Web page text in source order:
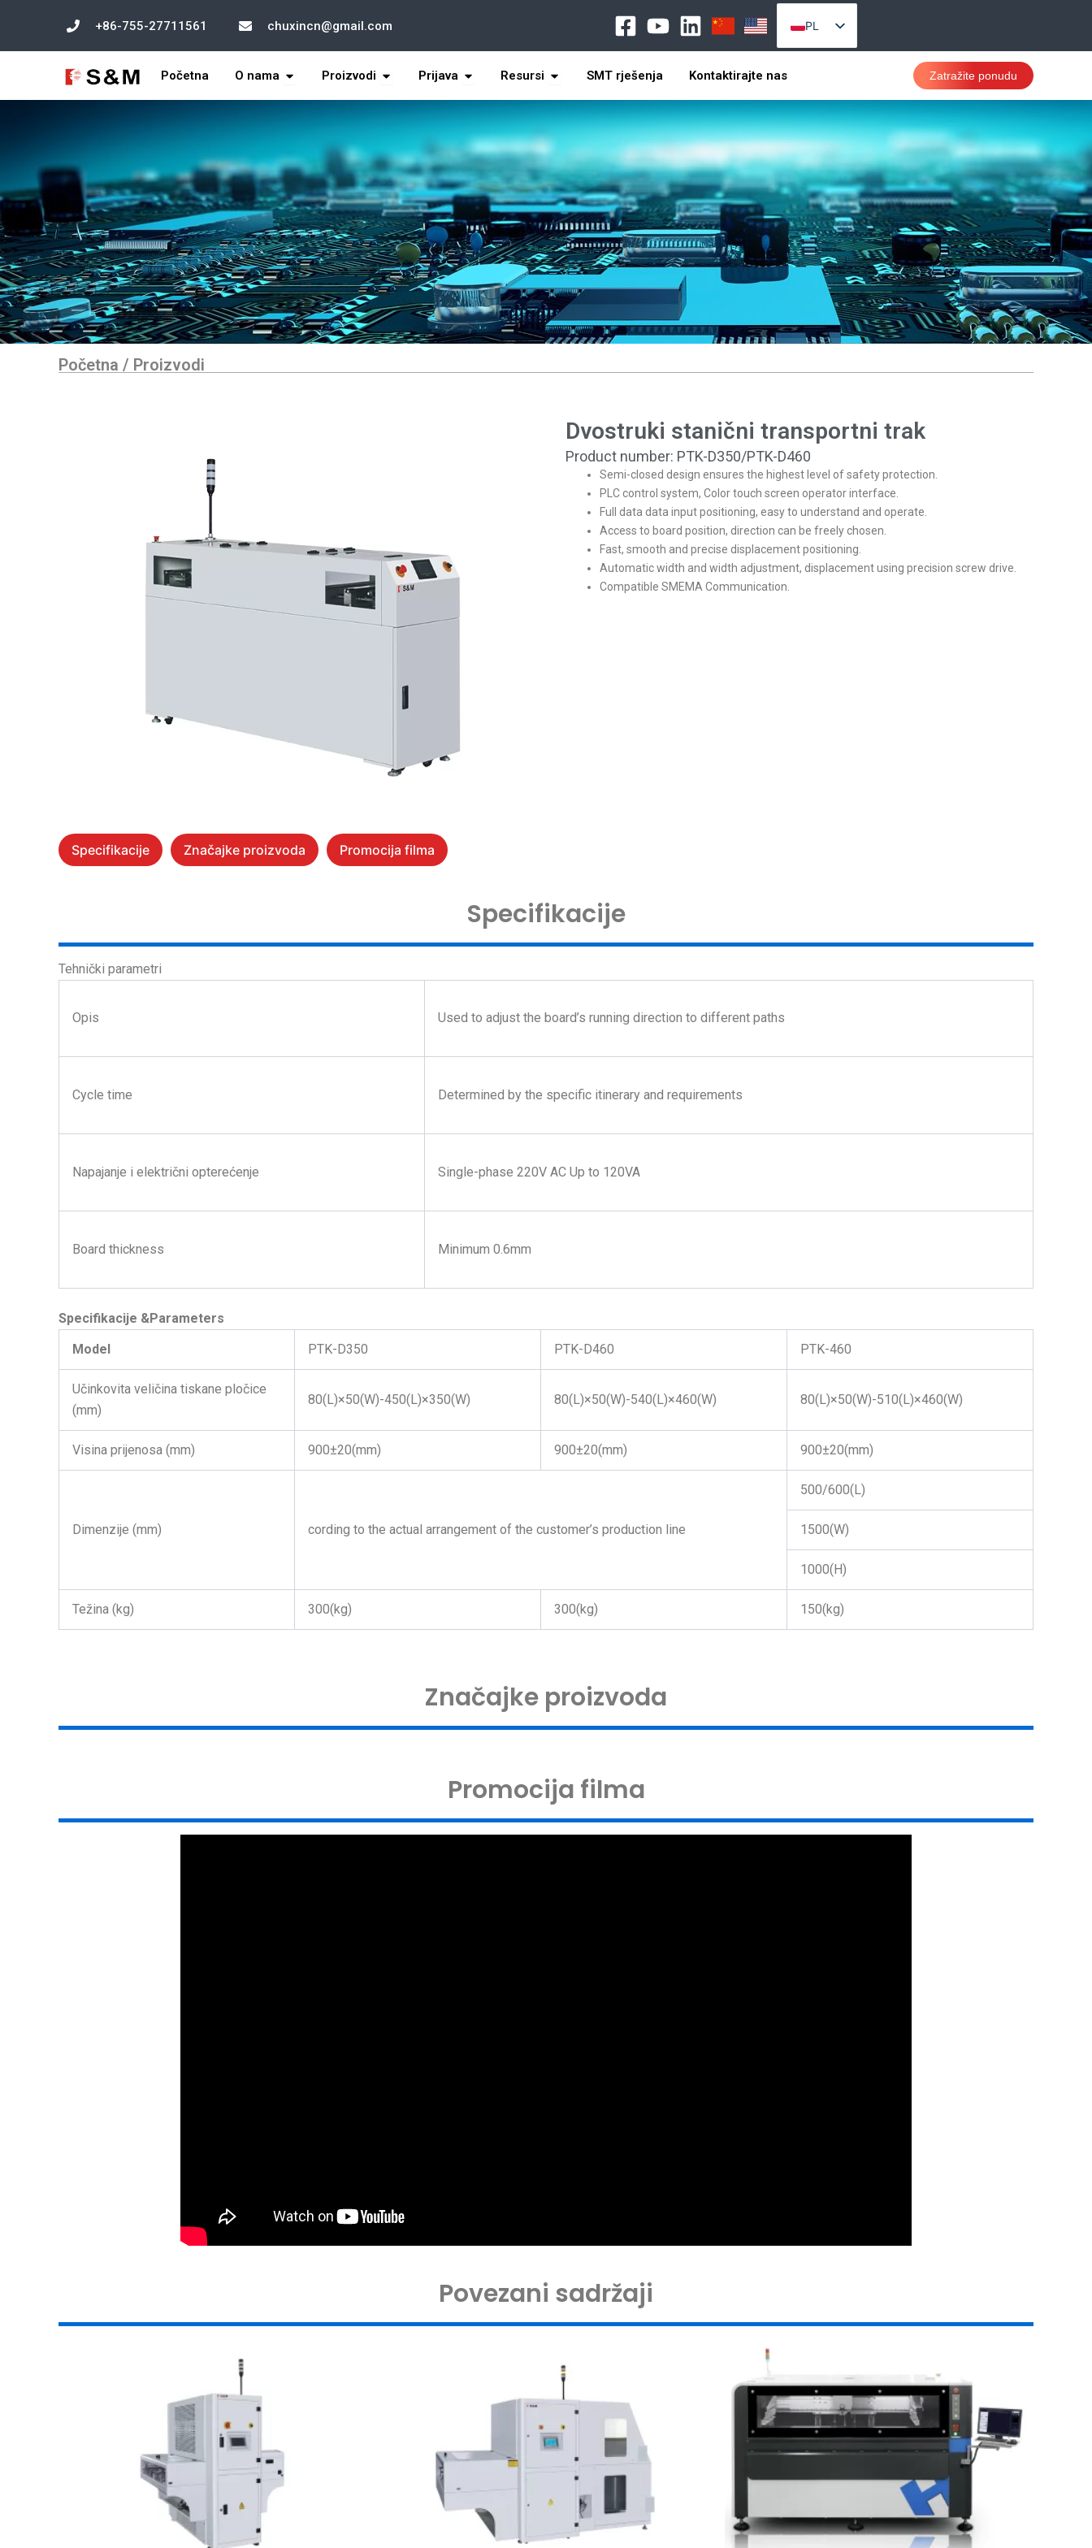
内
+86-755-27711561 chuxincn@gmail.com
PL
EN_US
PT
RU
ES
TH
ID
SR
DE
FR
IT
HU
NL
RO
SL
FI
Početna O nama 打开 About Us
Proizvodi 打开 Products
Prijava 打开 Application
Resursi 打开 Resources
SMT rješenja Kontaktirajte nas Zatražite ponudu
Početna / Proizvodi
Dvostruki stanični transportni trak
Product number: PTK-D350/PTK-D460
Semi-closed design ensures the highest level of safety protection.
PLC control system, Color touch screen operator interface.
Full data data input positioning, easy to understand and operate.
Access to board position, direction can be freely chosen.
Fast, smooth and precise displacement positioning.
Automatic width and width adjustment, displacement using precision screw drive.
Compatible SMEMA Communication.
Specifikacije Značajke proizvoda Promocija filma
Specifikacije
Tehnički parametri
Opis Used to adjust the board’s running direction to different paths
Cycle time Determined by the specific itinerary and requirements
Napajanje i električni opterećenje Single-phase 220V AC Up to 120VA
Board thickness Minimum 0.6mm
Specifikacije &Parameters
Model
PTK-D350 PTK-D460 PTK-460
Učinkovita veličina tiskane pločice
(mm)
80(L)×50(W)-450(L)×350(W) 80(L)×50(W)-540(L)×460(W) 80(L)×50(W)-510(L)×460(W)
Visina prijenosa (mm) 900±20(mm) 900±20(mm) 900±20(mm)
Dimenzije (mm) cording to the actual arrangement of the customer’s production line
500/600(L)
1500(W)
1000(H)
Težina (kg) 300(kg) 300(kg) 150(kg)
Značajke proizvoda
Promocija filma
Povezani sadržaji